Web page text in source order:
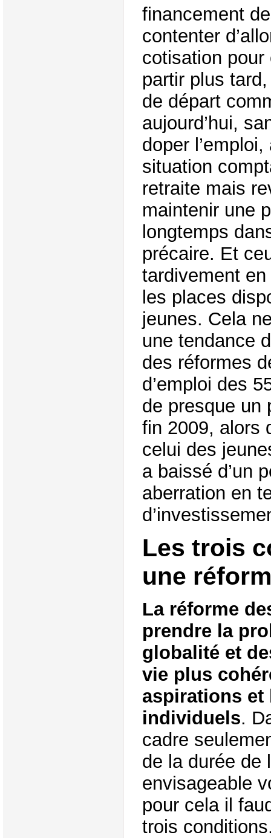
financement
contenter
cotisation
partir plus
de départ
aujourd’hui,
doper
situation
retraite mais
maintenir une
longtemps
précaire. Et
tardivement
les places
jeunes. Cela
une tendance
des réformes
d’emploi des
de presque un
fin 2009, alors
celui des
a baissé d’un
aberration en
Les trois
une
La réforme
prendre la
globalité et
vie plus
aspirations et
individuels.
cadre
de la durée de
envisageable
pour cela il
trois